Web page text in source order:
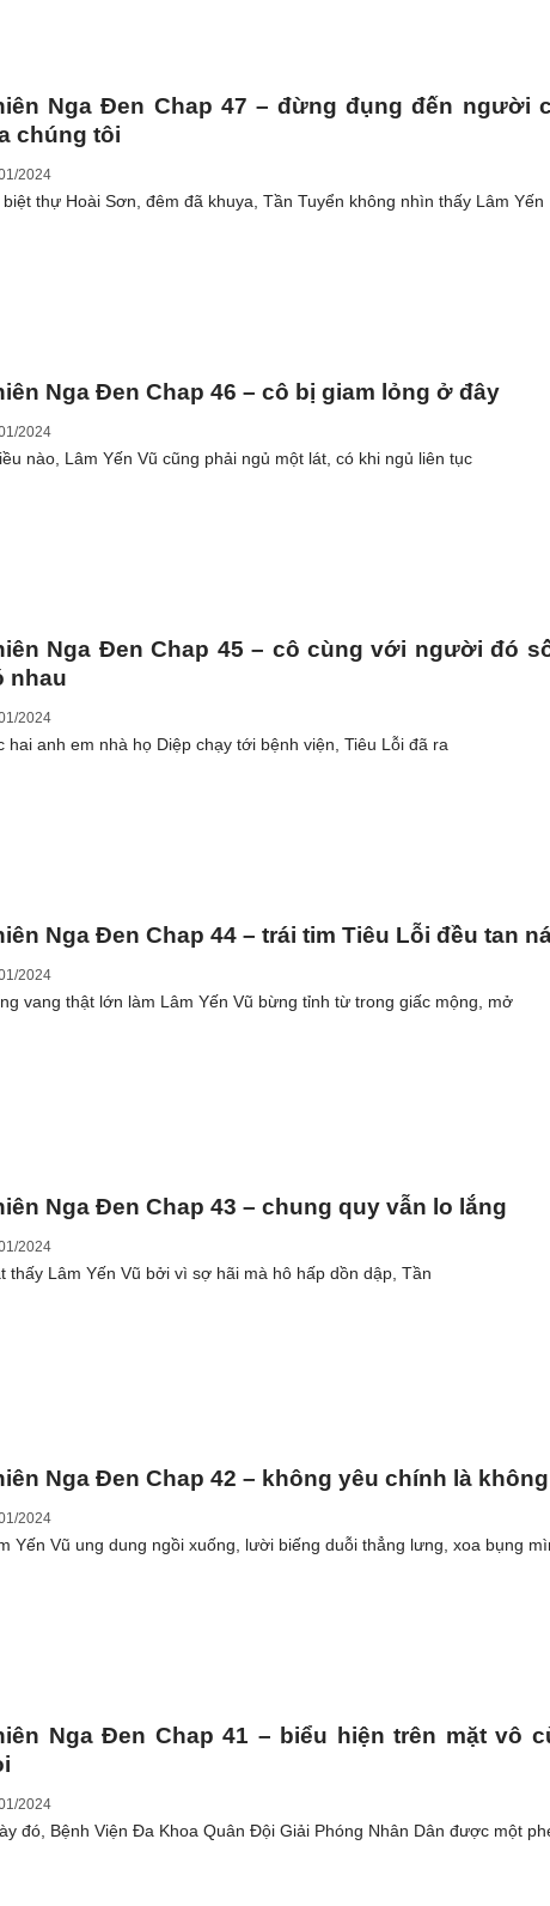
Nga Đen Chap 47 – đừng đụng đến người
chúng tôi
2024
biệt thự Hoài Sơn, đêm đã khuya, Tần Tuyển không nhìn thấy Lâm Yến
Nga Đen Chap 46 – cô bị giam lỏng ở đây
2024
nào, Lâm Yến Vũ cũng phải ngủ một lát, có khi ngủ liên tục
Nga Đen Chap 45 – cô cùng với người đó
nhau
2024
hai anh em nhà họ Diệp chạy tới bệnh viện, Tiêu Lỗi đã ra
Nga Đen Chap 44 – trái tim Tiêu Lỗi đều tan
2024
vang thật lớn làm Lâm Yến Vũ bừng tỉnh từ trong giấc mộng, mở
Nga Đen Chap 43 – chung quy vẫn lo lắng
2024
thấy Lâm Yến Vũ bởi vì sợ hãi mà hô hấp dồn dập, Tần
Nga Đen Chap 42 – không yêu chính là
2024
Yến Vũ ung dung ngồi xuống, lười biếng duỗi thẳng lưng, xoa bụng
Nga Đen Chap 41 – biểu hiện trên mặt vô
2024
đó, Bệnh Viện Đa Khoa Quân Đội Giải Phóng Nhân Dân được một